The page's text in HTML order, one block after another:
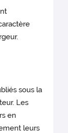
sous la
Les
en
leurs